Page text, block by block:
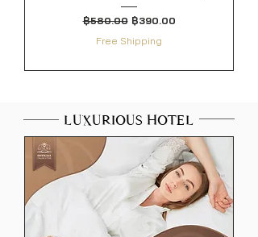
ราคาปกติ
฿580.00 ราคาขายลด
฿390.00
Free Shipping
LUXURIOUS HOTEL